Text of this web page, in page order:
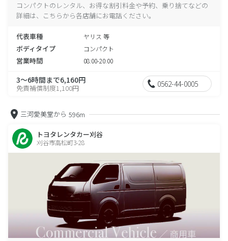
コンパクトのレンタル、お得な割引料金や予約、乗り捨てなどの
詳細は、こちらから各店舗にお電話ください。
代表車種 ヤリス 等
ボディタイプ コンパクト
営業時間 08:00-20:00
3～6時間まで6,160円
免責補償制度1,100円 0562-44-0005
三河愛美堂から 596m
トヨタレンタカー刈谷
刈谷市高松町3-28